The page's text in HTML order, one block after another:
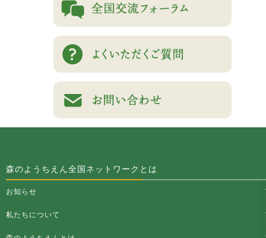
森のようちえん全国ネットワークとは
お知らせ
私たちについて